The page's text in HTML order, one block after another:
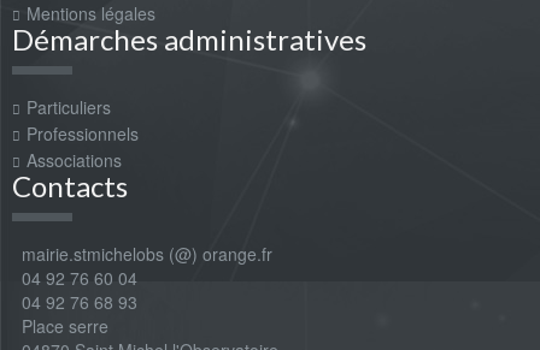
Mentions légales
Démarches administratives
Particuliers
Professionnels
Associations
Contacts
mairie.stmichelobs (@) orange.fr
04 92 76 60 04
04 92 76 68 93
Place serre